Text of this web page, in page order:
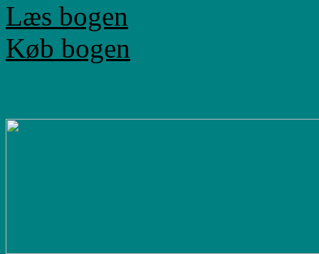
Læs bogen
Køb bogen